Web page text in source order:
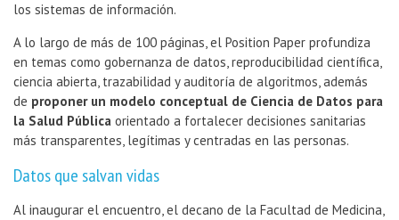
los sistemas de información.
A lo largo de más de 100 páginas, el Position Paper profundiza
en temas como gobernanza de datos, reproducibilidad científica,
ciencia abierta, trazabilidad y auditoría de algoritmos, además
de proponer un modelo conceptual de Ciencia de Datos para
la Salud Pública orientado a fortalecer decisiones sanitarias
más transparentes, legítimas y centradas en las personas.
Datos que salvan vidas
Al inaugurar el encuentro, el decano de la Facultad de Medicina,